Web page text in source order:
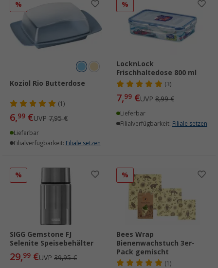
%
Koziol Rio Butterdose
(1)
6,99 €UVP 7,95 €
Lieferbar
Filialverfügbarkeit: Filiale setzen
%
LocknLock
Frischhaltedose 800 ml
(3)
7,99 €UVP 8,99 €
Lieferbar
Filialverfügbarkeit: Filiale setzen
%
SIGG Gemstone FJ
Selenite Speisebehälter
29,99 €UVP 39,95 €
%
Bees Wrap
Bienenwachstuch 3er-
Pack gemischt
(1)